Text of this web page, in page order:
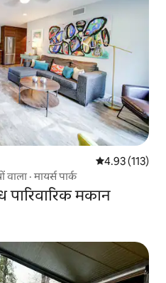
औसत रेटिंग 5 में से
4.93 (113)
· मायर्स पार्क
पारिवारिक मकान